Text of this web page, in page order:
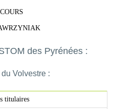
des Pyrénées :
Volvestre :
titulaires